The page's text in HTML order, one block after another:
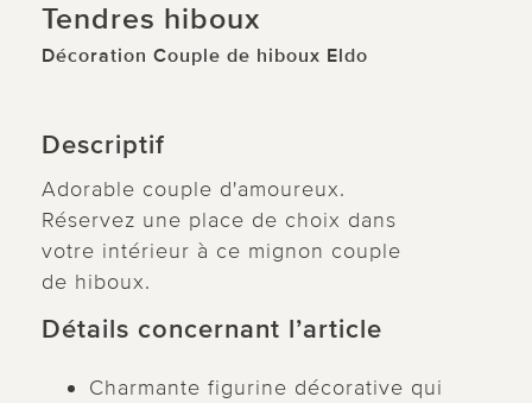
Tendres hiboux
Décoration Couple de hiboux Eldo
Descriptif
Adorable couple d'amoureux.
Réservez une place de choix dans
votre intérieur à ce mignon couple
de hiboux.
Détails concernant l’article
Charmante figurine décorative qui